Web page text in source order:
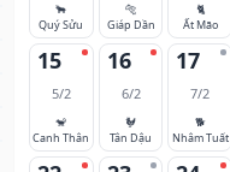
🐂
Quý Sửu
🐅
Giáp Dần
🐈
Ất Mão
15
5/2
🐒
Canh Thân
16
6/2
🐓
Tân Dậu
17
7/2
🐕
Nhâm Tuất